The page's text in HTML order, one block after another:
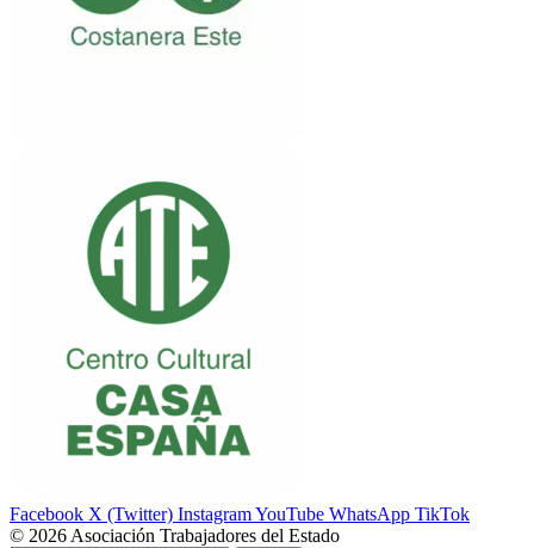
Facebook X (Twitter) InstagramYouTube WhatsApp TikTok
© 2026 Asociación Trabajadores del Estado